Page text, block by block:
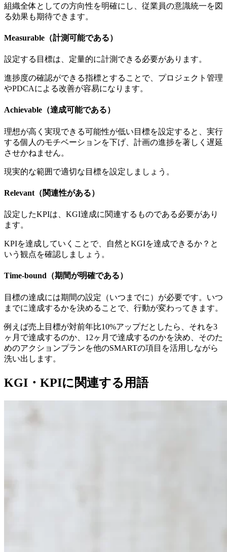
組織全体としての方向性を明確にし、従業員の意識統一を図
る効果も期待できます。
Measurable（計測可能である）
設定する目標は、定量的に計測できる必要があります。
進捗度の確認ができる指標とすることで、プロジェクト管理
やPDCAによる改善が容易になります。
Achievable（達成可能である）
理想が高く実現できる可能性が低い目標を設定すると、実行
する個人のモチベーションを下げ、計画の進捗を著しく遅延
させかねません。
現実的な範囲で適切な目標を設定しましょう。
Relevant（関連性がある）
設定したKPIは、KGI達成に関連するものである必要があり
ます。
KPIを達成していくことで、自然とKGIを達成できるか？と
いう観点を確認しましょう。
Time-bound（期間が明確である）
目標の達成には期間の設定（いつまでに）が必要です。いつ
までに達成するかを決めることで、行動が変わってきます。
例えば売上目標が対前年比10%アップだとしたら、それを3
ヶ月で達成するのか、12ヶ月で達成するのかを決め、そのた
めのアクションプランを他のSMARTの項目を活用しながら
洗い出します。
KGI・KPIに関連する用語